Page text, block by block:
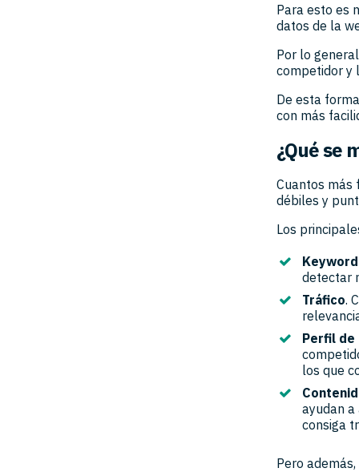
Para esto es
datos de la
Por lo
competidor y
De esta
con más
¿Qué se
Cuantos más
débiles y
Los
detectar
Tráfico.
Perfil de
los que
ayudan
consiga
Pero